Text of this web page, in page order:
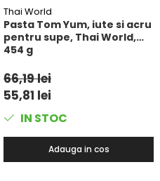
Thai World
Pasta Tom Yum, iute si acru
pentru supe, Thai World,
454 g
66,19 lei
55,81 lei
IN STOC
Adauga in cos